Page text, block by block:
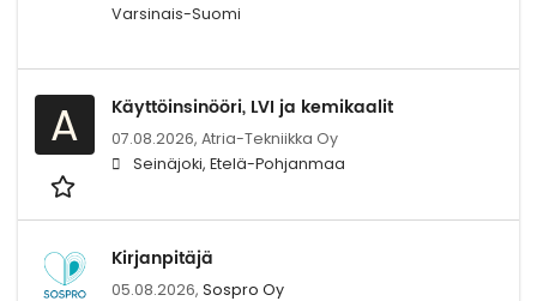
Varsinais-Suomi
A Käyttöinsinööri, LVI ja kemikaalit
07.08.2026, Atria-Tekniikka Oy
Seinäjoki, Etelä-Pohjanmaa
Kirjanpitäjä
05.08.2026, Sospro Oy